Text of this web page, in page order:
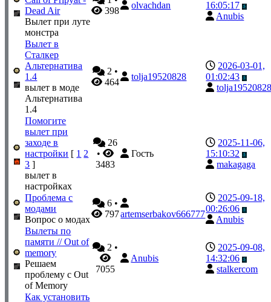
Dead Air
Вылет при луте
монстра
398
olvachdan
16:05:17
Anubis
Вылет в
Сталкер
Альтернатива
1.4
вылет в моде
Альтернатива
1.4
2 •
464
tolja19520828
2026-03-01,
01:02:43
Помогите
вылет при
заходе в
настройки [ 1 2
3 ]
вылет в
настройках
26
•
3483
Гость
2025-11-06,
15:10:32
makagaga
Проблема с
модами
Вопрос о модах
6 •
797artemserbakov666777
2025-09-18,
00:26:06
Anubis
Вылеты по
памяти // Out of
memory
Решаем
проблему с Out
of Memory
2 •
7055
Anubis
2025-09-08,
14:32:06
stalkercom
Как установить